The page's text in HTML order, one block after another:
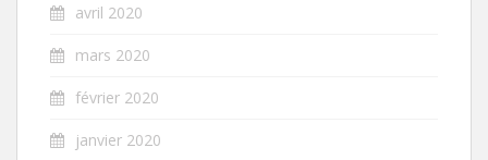
avril 2020
mars 2020
février 2020
janvier 2020